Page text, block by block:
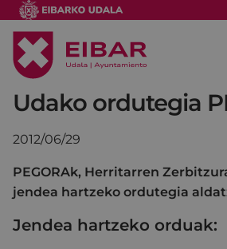
Udako ordutegia
2012/06/29
PEGORAk, Herritarren
jendea hartzeko ordutegia
Jendea hartzeko orduak: